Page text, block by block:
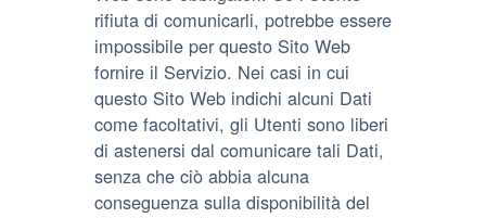
rifiuta di comunicarli, potrebbe essere
impossibile per questo Sito Web
fornire il Servizio. Nei casi in cui
questo Sito Web indichi alcuni Dati
come facoltativi, gli Utenti sono liberi
di astenersi dal comunicare tali Dati,
senza che ciò abbia alcuna
conseguenza sulla disponibilità del